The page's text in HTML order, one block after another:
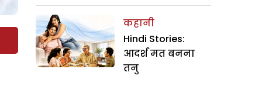
कहानी
Hindi Stories:
आदर्श मत बनना
तनु